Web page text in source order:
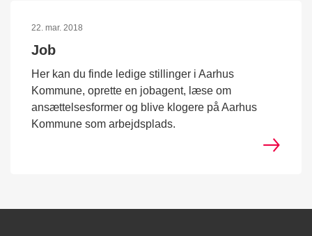
22. mar. 2018
Job
Her kan du finde ledige stillinger i Aarhus
Kommune, oprette en jobagent, læse om
ansættelsesformer og blive klogere på Aarhus
Kommune som arbejdsplads.